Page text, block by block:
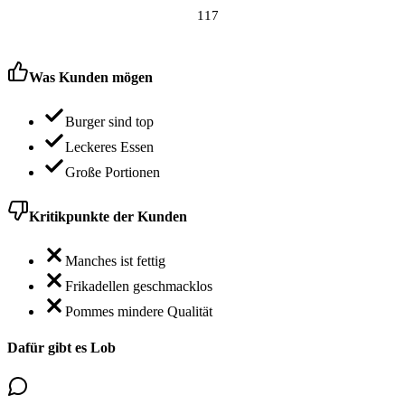
117
Was Kunden mögen
Burger sind top
Leckeres Essen
Große Portionen
Kritikpunkte der Kunden
Manches ist fettig
Frikadellen geschmacklos
Pommes mindere Qualität
Dafür gibt es Lob